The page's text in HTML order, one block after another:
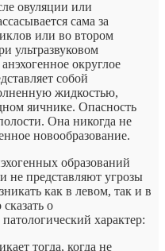
овуляции или
сама за
или во втором
ультразвуковом
округлое
собой
жидкостью,
яичнике. Опасность
Она никогда не
новообразование.
образований
не представляют угрозы
как в левом, так и в
о
характер:
тогда, когда не